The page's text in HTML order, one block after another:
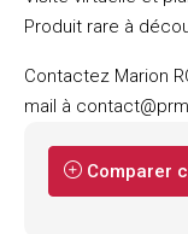
Produit rare à
Contactez Marion
mail à
Comparer